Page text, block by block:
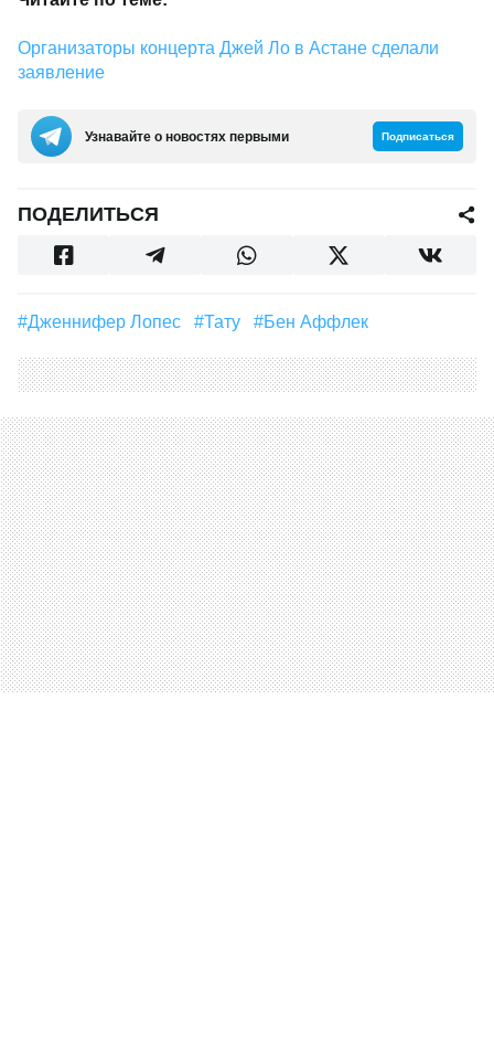
Организаторы концерта Джей Ло в Астане сделали
заявление
Узнавайте о новостях первыми Подписаться
ПОДЕЛИТЬСЯ
#Дженнифер Лопес #тату #Бен Аффлек